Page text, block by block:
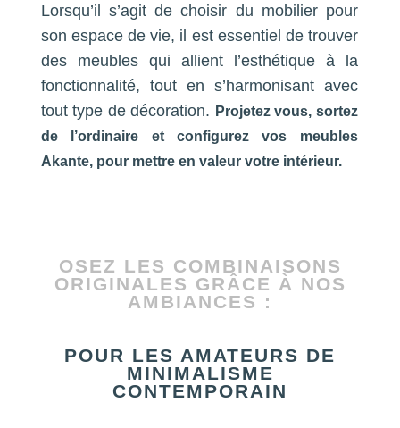
Lorsqu’il s’agit de choisir du mobilier pour
son espace de vie, il est essentiel de trouver
des meubles qui allient l’esthétique à la
fonctionnalité, tout en s’harmonisant avec
tout type de décoration. Projetez vous, sortez
de l’ordinaire et configurez vos meubles
Akante, pour mettre en valeur votre intérieur.
OSEZ LES COMBINAISONS
ORIGINALES GRÂCE À NOS
AMBIANCES :
POUR LES AMATEURS DE
MINIMALISME
CONTEMPORAIN